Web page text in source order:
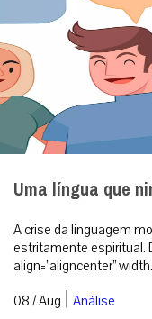
Uma língua que
A crise da linguagem
estritamente espiritual.
align=”aligncenter”
08 / Aug | Análise